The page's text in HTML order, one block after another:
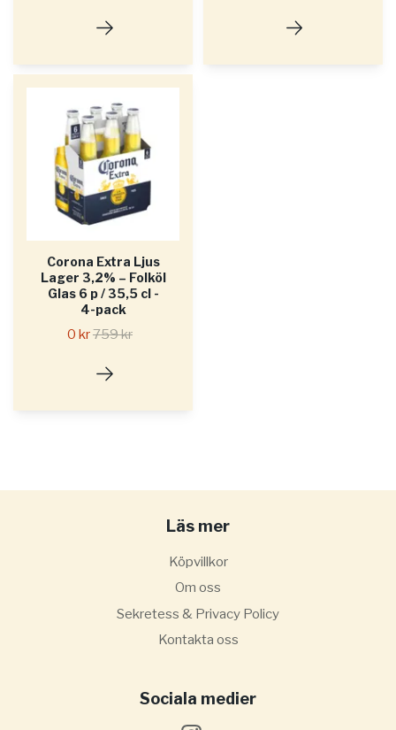
Corona Extra Ljus
Lager 3,2% – Folköl
Glas 6 p / 35,5 cl -
4-pack
0 kr759 kr
Läs mer
Köpvillkor
Om oss
Sekretess & Privacy Policy
Kontakta oss
Sociala medier